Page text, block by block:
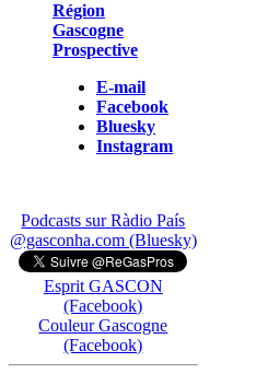
Région
Gascogne
Prospective
E-mail
Facebook
Bluesky
Instagram
Podcasts sur Ràdio País
@gasconha.com (Bluesky)
Esprit GASCON
(Facebook)
Couleur Gascogne
(Facebook)